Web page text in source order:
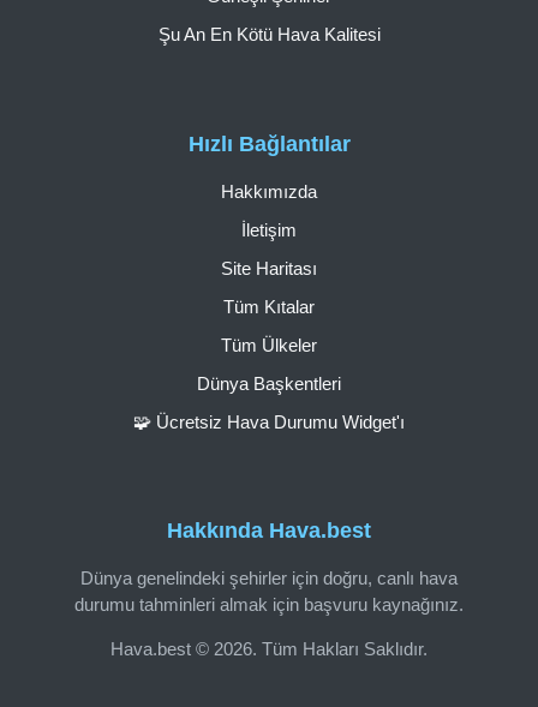
Hakkında Hava.best
Dünya genelindeki şehirler için doğru, canlı hava
durumu tahminleri almak için başvuru kaynağınız.
Hava.best © 2026. Tüm Hakları Saklıdır.
Hızlı Bağlantılar
Hakkımızda
İletişim
Site Haritası
Tüm Kıtalar
Tüm Ülkeler
Dünya Başkentleri
🧩 Ücretsiz Hava Durumu Widget'ı
Şu An En Kötü Hava Kalitesi